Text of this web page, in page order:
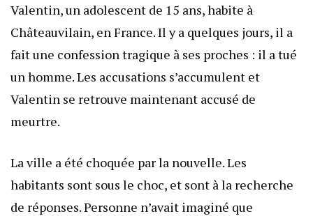
Valentin, un adolescent de 15 ans, habite à
Châteauvilain, en France. Il y a quelques jours, il a
fait une confession tragique à ses proches : il a tué
un homme. Les accusations s’accumulent et
Valentin se retrouve maintenant accusé de
meurtre.
La ville a été choquée par la nouvelle. Les
habitants sont sous le choc, et sont à la recherche
de réponses. Personne n’avait imaginé que